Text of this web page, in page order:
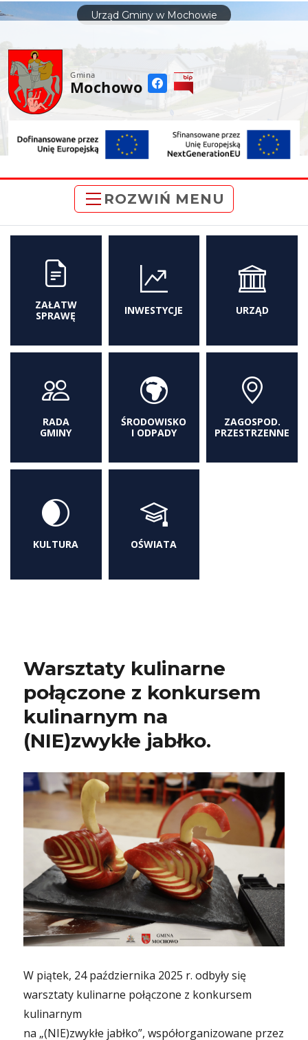
treści
Urząd Gminy w Mochowie
Gmina
Mochowo
ROZWIŃ MENU
ZAŁATW
SPRAWĘ
INWESTYCJE URZĄD
RADA
GMINY
ŚRODOWISKO
I ODPADY
ZAGOSPOD.
PRZESTRZENNE
KULTURA OŚWIATA
Warsztaty kulinarne
połączone z konkursem
kulinarnym na
(NIE)zwykłe jabłko.
W piątek, 24 października 2025 r. odbyły się
warsztaty kulinarne połączone z konkursem
kulinarnym
na „(NIE)zwykłe jabłko”, współorganizowane przez